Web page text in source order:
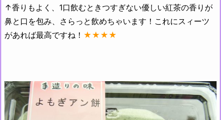
↑香りもよく、1口飲むときつすぎない優しい紅茶の香りが
鼻と口を包み、さらっと飲めちゃいます！これにスィーツ
があれば最高ですね！ ★★★★